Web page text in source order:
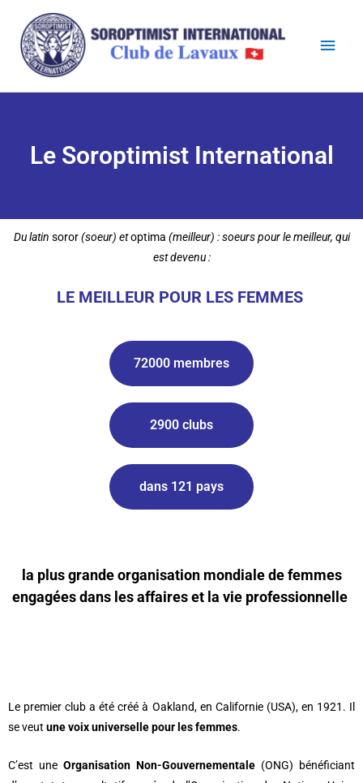
Le Soroptimist International​
Du latin soror(soeur) etoptima (meilleur) : soeurs pour le meilleur, qui
est devenu :
LE MEILLEUR POUR LES FEMMES
72000 membres
2900 clubs
dans 121 pays
la plus grande organisation mondiale de femmes
engagées dans lesaffaires et la vie professionnelle
Le premier club a été créé à Oakland, en Californie (USA), en 1921. Il
se veut unevoix universelle pour les femmes.
C’est une Organisation Non-Gouvernementale (ONG) bénéficiant